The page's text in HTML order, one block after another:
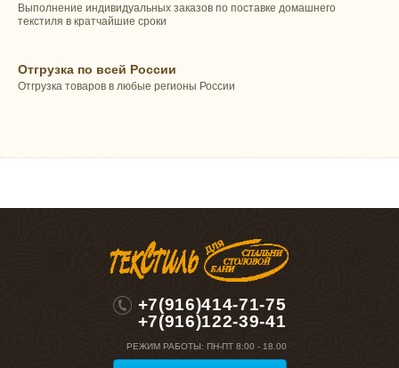
Выполнение индивидуальных заказов по поставке домашнего
текстиля в кратчайшие сроки
Отгрузка по всей России
Отгрузка товаров в любые регионы России
+7(916)414-71-75
+7(916)122-39-41
РЕЖИМ РАБОТЫ: ПН-ПТ 8:00 - 18.00